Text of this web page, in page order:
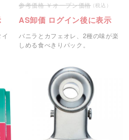
オープン価格
AS卸価 ログイン後に表示
バニラとカフェオレ、2種の味が楽
しめる食べきりパック。